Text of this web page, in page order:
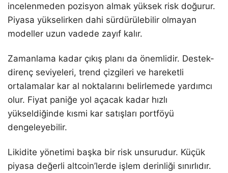
incelenmeden pozisyon almak yüksek risk doğurur.
Piyasa yükselirken dahi sürdürülebilir olmayan
modeller uzun vadede zayıf kalır.
Zamanlama kadar çıkış planı da önemlidir. Destek-
direnç seviyeleri, trend çizgileri ve hareketli
ortalamalar kar al noktalarını belirlemede yardımcı
olur. Fiyat paniğe yol açacak kadar hızlı
yükseldiğinde kısmi kar satışları portföyü
dengeleyebilir.
Likidite yönetimi başka bir risk unsurudur. Küçük
piyasa değerli altcoin’lerde işlem derinliği sınırlıdır.